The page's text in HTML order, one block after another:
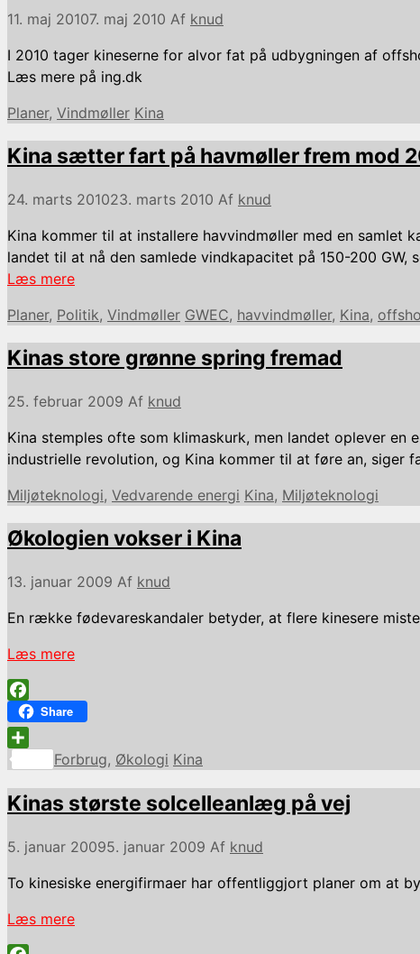
11. maj 20107. maj 2010 Af knud
I 2010 tager kineserne for alvor fat på udbygningen af
Læs mere på ing.dk
Kategorier
Planer, Vindmøller Tags
Kina
Kina sætter fart på havmøller frem mod
24. marts 201023. marts 2010 Af knud
Kina kommer til at installere havvindmøller med en
landet til at nå den samlede vindkapacitet på 150-200
Læs mere
Kategorier
Planer, Politik, Vindmøller Tags
GWEC, havvindmøller, Kina,
Kinas store grønne spring fremad
25. februar 2009 Af knud
Kina stemples ofte som klimaskurk, men landet oplever
industrielle revolution, og Kina kommer til at føre an, siger
Kategorier
Miljøteknologi, Vedvarende energi Tags
Kina, Miljøteknologi
Økologien vokser i Kina
13. januar 2009 Af knud
En række fødevareskandaler betyder, at flere kinesere
Læs mere
Facebook
Share
Share
Kategorier
Forbrug, Økologi Tags
Kina
Kinas største solcelleanlæg på vej
5. januar 20095. januar 2009 Af knud
To kinesiske energifirmaer har offentliggjort planer om at
Læs mere